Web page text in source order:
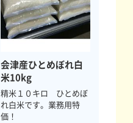
会津産ひとめぼれ白
米10kg
精米１０キロ ひとめぼ
れ白米です。業務用特
価！